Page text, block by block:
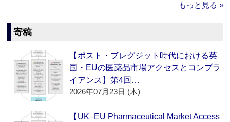
もっと見る »
寄稿
【ポスト・ブレグジット時代における英
国・EUの医薬品市場アクセスとコンプラ
イアンス】第4回…
2026年07月23日 (木)
【UK–EU Pharmaceutical Market Access